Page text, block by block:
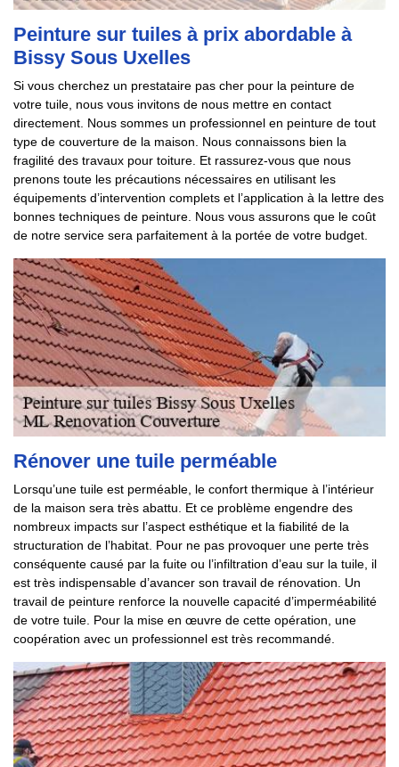
Peinture sur tuiles à prix abordable à
Bissy Sous Uxelles
Si vous cherchez un prestataire pas cher pour la peinture de
votre tuile, nous vous invitons de nous mettre en contact
directement. Nous sommes un professionnel en peinture de tout
type de couverture de la maison. Nous connaissons bien la
fragilité des travaux pour toiture. Et rassurez-vous que nous
prenons toute les précautions nécessaires en utilisant les
équipements d’intervention complets et l’application à la lettre des
bonnes techniques de peinture. Nous vous assurons que le coût
de notre service sera parfaitement à la portée de votre budget.
Rénover une tuile perméable
Lorsqu’une tuile est perméable, le confort thermique à l’intérieur
de la maison sera très abattu. Et ce problème engendre des
nombreux impacts sur l’aspect esthétique et la fiabilité de la
structuration de l’habitat. Pour ne pas provoquer une perte très
conséquente causé par la fuite ou l’infiltration d’eau sur la tuile, il
est très indispensable d’avancer son travail de rénovation. Un
travail de peinture renforce la nouvelle capacité d’imperméabilité
de votre tuile. Pour la mise en œuvre de cette opération, une
coopération avec un professionnel est très recommandé.